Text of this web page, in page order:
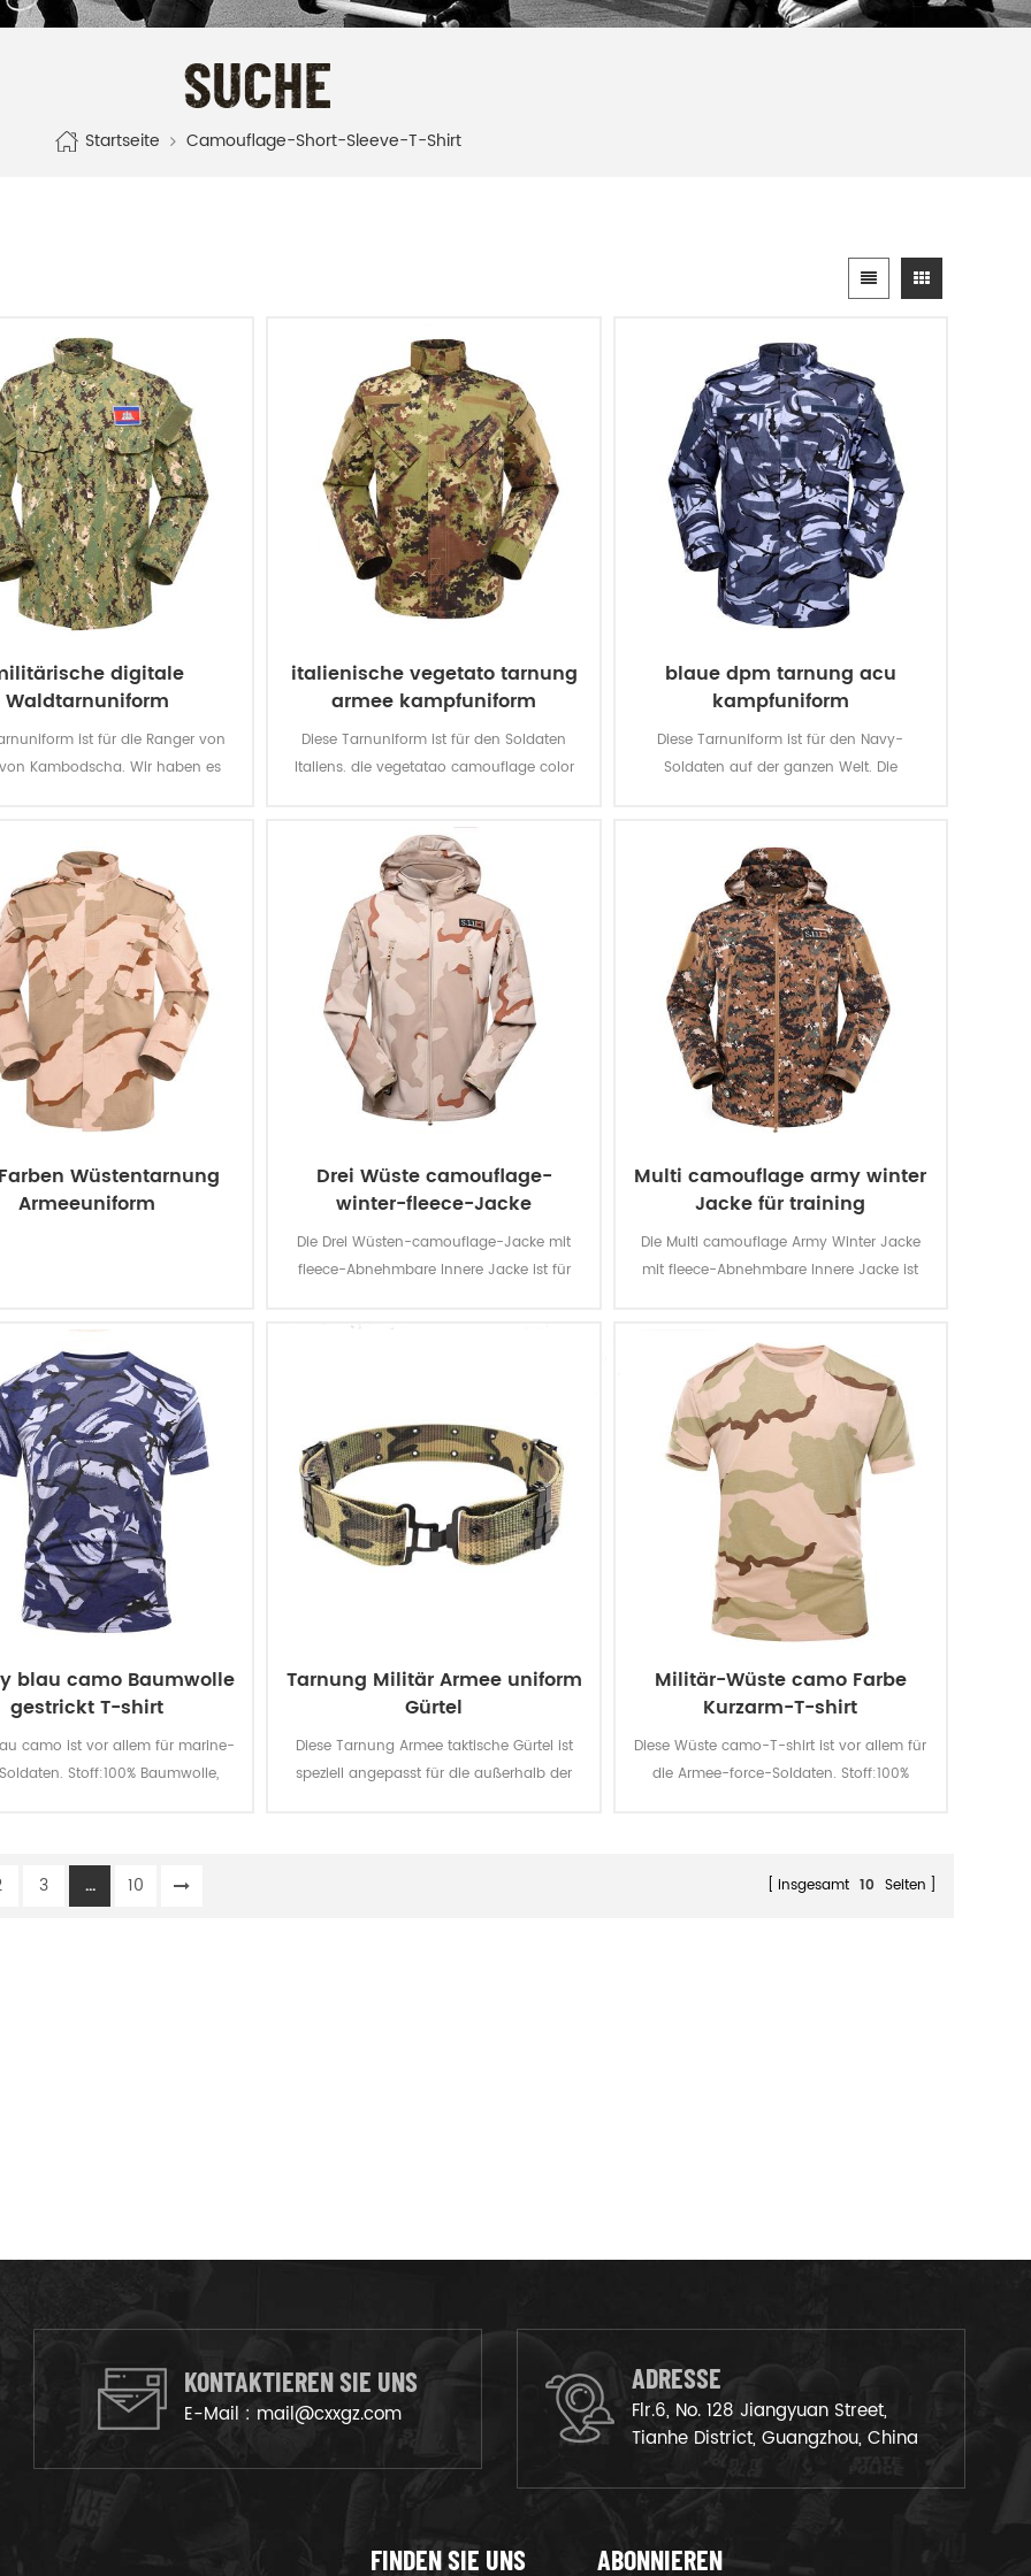
SUCHE
Startseite Camouflage-Short-Sleeve-T-Shirt
digitale
Waldtarnuniform
ist für die Ranger von
Kambodscha. Wir haben es
italienische vegetato tarnung
armee kampfuniform
Diese Tarnuniform ist für den Soldaten
Italiens. die vegetatao camouflage color
Umwelt.
blaue dpm tarnung acu
kampfuniform
Diese Tarnuniform ist für den Navy-
Soldaten auf der ganzen Welt. Die
Ozean, Fluss, See usw.
Wüstentarnung
Armeeuniform
Drei Wüste camouflage-
winter-fleece-Jacke
Die Drei Wüsten-camouflage-Jacke mit
fleece-Abnehmbare Innere Jacke ist für
100% polyester, der Prozess der Stoff ist von
Multi camouflage army winter
Jacke für training
Die Multi camouflage Army Winter Jacke
mit fleece-Abnehmbare Innere Jacke ist
100% polyester, der Prozess der Stoff ist von
der Weberei.
blau camo Baumwolle
gestrickt T-shirt
camo ist vor allem für marine-
Stoff:100% Baumwolle,
und Reibung ist level 3-4
Tarnung Militär Armee uniform
Gürtel
Diese Tarnung Armee taktische Gürtel ist
speziell angepasst für die außerhalb der
Militär-Wüste camo Farbe
Kurzarm-T-shirt
Diese Wüste camo-T-shirt ist vor allem für
die Armee-force-Soldaten. Stoff:100%
Licht -, Wasch-und Reibung ist level 3-4
3 ... 10 insgesamt 10 Seiten
KONTAKTIEREN SIE UNS
E-Mail : mail@cxxgz.com
ADRESSE
Flr.6, No. 128 Jiangyuan Street,
Tianhe District, Guangzhou, China
FINDEN SIE UNS
ABONNIEREN